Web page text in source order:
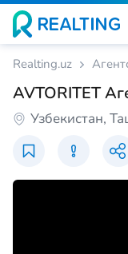
Realting.uz
AVTORITET
Узбекистан,